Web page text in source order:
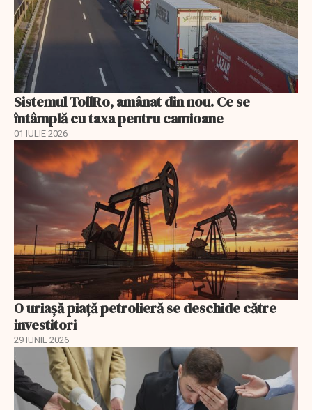
Sistemul TollRo, amânat din nou. Ce se
întâmplă cu taxa pentru camioane
01 IULIE 2026
O uriaşă piaţă petrolieră se deschide către
investitori
29 IUNIE 2026